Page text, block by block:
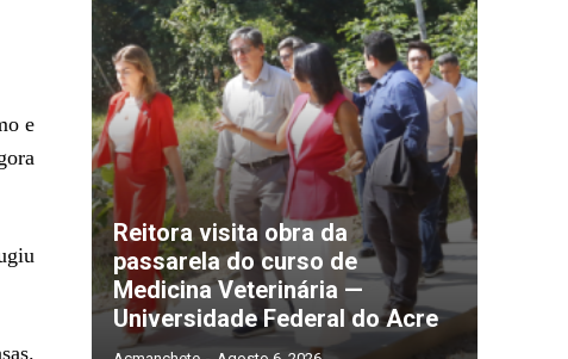
e
Reitora visita obra da
passarela do curso de
Medicina Veterinária —
Universidade Federal do Acre